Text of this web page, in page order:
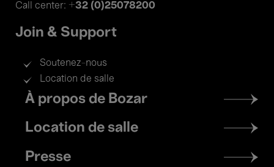
Call center: +32 (0)25078200
Join & Support
Soutenez-nous
Location de salle
Footer
menu
À propos de Bozar
Location de salle
Presse